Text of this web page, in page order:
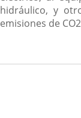
hidráulico, y
emisiones de